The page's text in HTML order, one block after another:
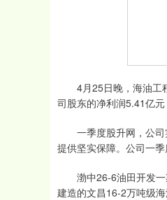
4月25日晚，海油工程
司股东的净利润5.41亿元
一季度股升网，公司
提供坚实保障。公司一
渤中26-6油田开发一
建造的文昌16-2万吨级